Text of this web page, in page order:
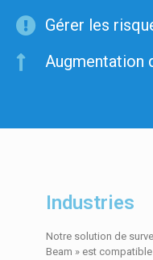
Gérer les
Augmentation
Industries
Notre solution de
Beam » est